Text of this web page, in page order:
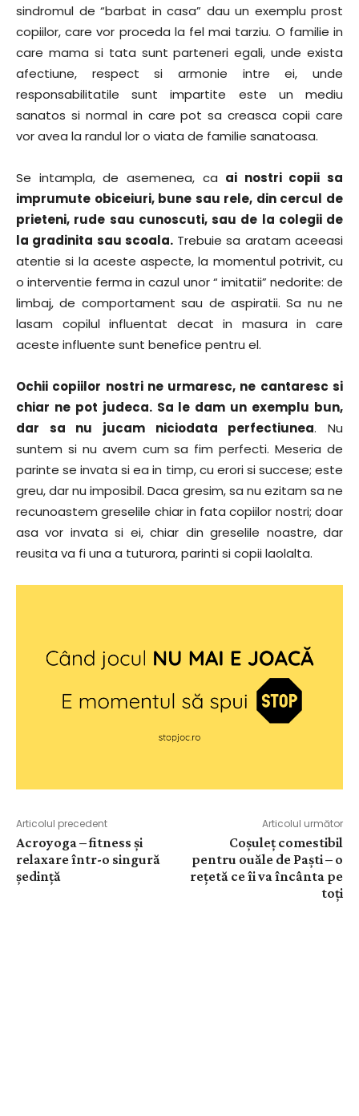
sindromul de “barbat in casa” dau un exemplu prost
copiilor, care vor proceda la fel mai tarziu. O familie in
care mama si tata sunt parteneri egali, unde exista
afectiune, respect si armonie intre ei, unde
responsabilitatile sunt impartite este un mediu
sanatos si normal in care pot sa creasca copii care
vor avea la randul lor o viata de familie sanatoasa.
Se intampla, de asemenea, ca ai nostri copii sa
imprumute obiceiuri, bune sau rele, din cercul de
prieteni, rude sau cunoscuti, sau de la colegii de
la gradinita sau scoala.Trebuie sa aratam aceeasi
atentie si la aceste aspecte, la momentul potrivit, cu
o interventie ferma in cazul unor “ imitatii” nedorite: de
limbaj, de comportament sau de aspiratii. Sa nu ne
lasam copilul influentat decat in masura in care
aceste influente sunt benefice pentru el.
Ochii copiilor nostri ne urmaresc, ne cantaresc si
chiar ne pot judeca. Sa le dam un exemplu bun,
dar sa nu jucam niciodata perfectiunea. Nu
suntem si nu avem cum sa fim perfecti. Meseria de
parinte se invata si ea in timp, cu erori si succese; este
greu, dar nu imposibil. Daca gresim, sa nu ezitam sa ne
recunoastem greselile chiar in fata copiilor nostri; doar
asa vor invata si ei, chiar din greselile noastre, dar
reusita va fi una a tuturora, parinti si copii laolalta.
Articolul precedent
Acroyoga – fitness și
relaxare într-o singură
ședință
Articolul următor
Coșuleț comestibil
pentru ouăle de Paști – o
rețetă ce îi va încânta pe
toți